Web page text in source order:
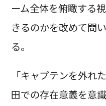
ーム全体を俯瞰する
きるのかを改めて問
る。
「キャプテンを外れ
田での存在意義を意